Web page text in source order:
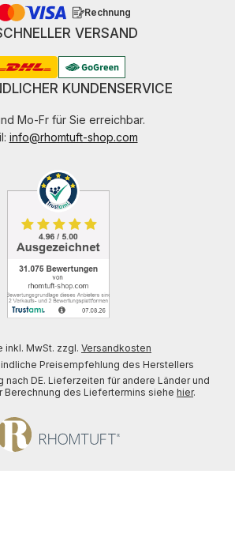
Rechnung
VERSAND
KUNDENSERVICE
Mo-Fr für Sie erreichbar.
info@rhomtuft-shop.com
inkl. MwSt. zzgl. Versandkosten
Preisempfehlung des Herstellers
DE. Lieferzeiten für andere Länder und
Berechnung des Liefertermins siehe hier.